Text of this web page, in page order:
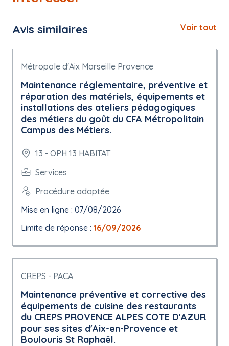
Avis similaires Voir tout
Métropole d'Aix Marseille Provence
Maintenance réglementaire, préventive et
réparation des matériels, équipements et
installations des ateliers pédagogiques
des métiers du goût du CFA Métropolitain
Campus des Métiers.
13 - OPH 13 HABITAT
Services
Procédure adaptée
Mise en ligne : 07/08/2026
Limite de réponse : 16/09/2026
CREPS - PACA
Maintenance préventive et corrective des
équipements de cuisine des restaurants
du CREPS PROVENCE ALPES COTE D'AZUR
pour ses sites d'Aix-en-Provence et
Boulouris St Raphaël.